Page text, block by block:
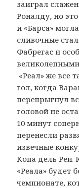
заиграл
Роналду, но
и «Барса»
сливочные
Фабрегас и
«Реал» же все
гол, когда
перепрыгнул
головой не
10 минут
перенесли
извечные
Копа дель Рей.
«Реала» будет
чемпионате,